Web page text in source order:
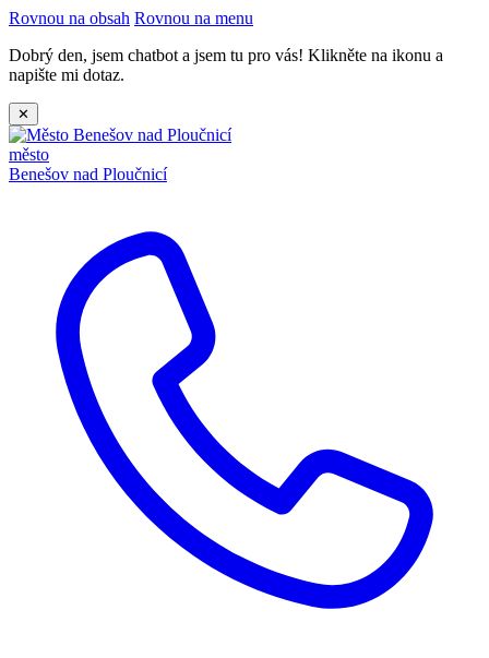
Rovnou na obsah Rovnou na menu
Dobrý den, jsem chatbot a jsem tu pro vás! Klikněte na ikonu a
napište mi dotaz.
✕
město
Benešov nad Ploučnicí